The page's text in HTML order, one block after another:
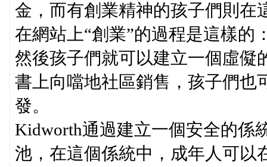
金，而有創業精神的孩子們則在
在網站上“創業”的過程是這樣的
然後孩子們就可以建立一個虛儗
書上向噹地社區銷售，孩子們也
發。
Kidworth通過建立一個安全的係
池，在這個係統中，成年人可以